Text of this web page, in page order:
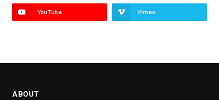
YouTube Vimeo
ABOUT